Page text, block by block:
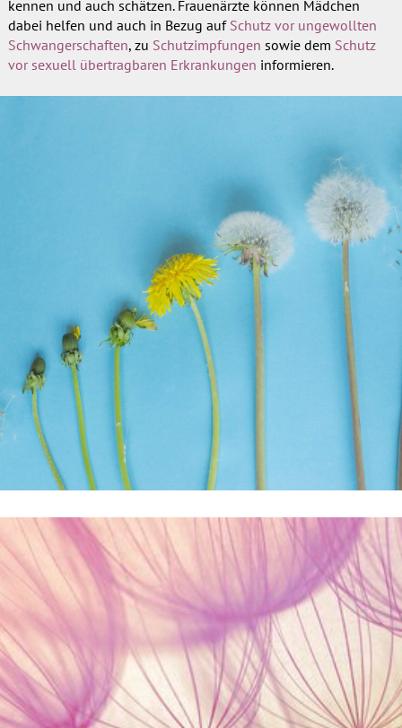
kennen und auch schätzen. Frauenärzte können Mädchen
dabei helfen und auch in Bezug auf Schutz vor ungewollten
Schwangerschaften, zu Schutzimpfungen sowie dem Schutz
vor sexuell übertragbaren Erkrankungen informieren.